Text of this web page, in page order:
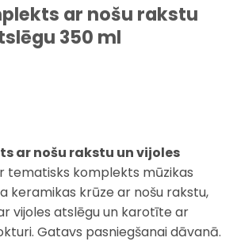
ar nošu rakstu
350 ml
ar nošu rakstu un vijoles
tematisks komplekts mūzikas
keramikas krūze ar nošu rakstu,
vijoles atslēgu un karotīte ar
Gatavs pasniegšanai dāvanā.